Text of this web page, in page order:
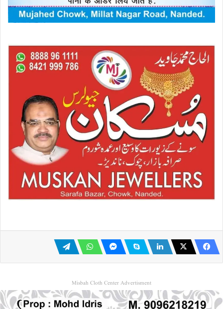
Misbah Cloth Center Advertisment